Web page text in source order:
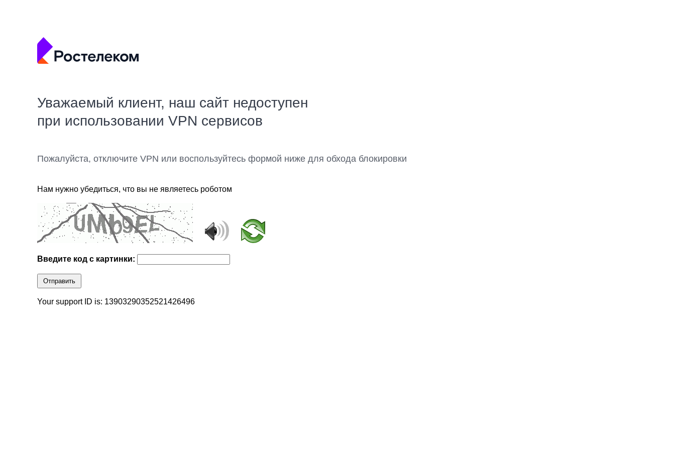
Уважаемый клиент, наш сайт недоступен
при использовании VPN сервисов
Пожалуйста, отключите VPN или воспользуйтесь формой ниже для обхода блокировки
Нам нужно убедиться, что вы не являетесь роботом
Введите код с картинки:
Отправить
Your support ID is: 13903290352521426496